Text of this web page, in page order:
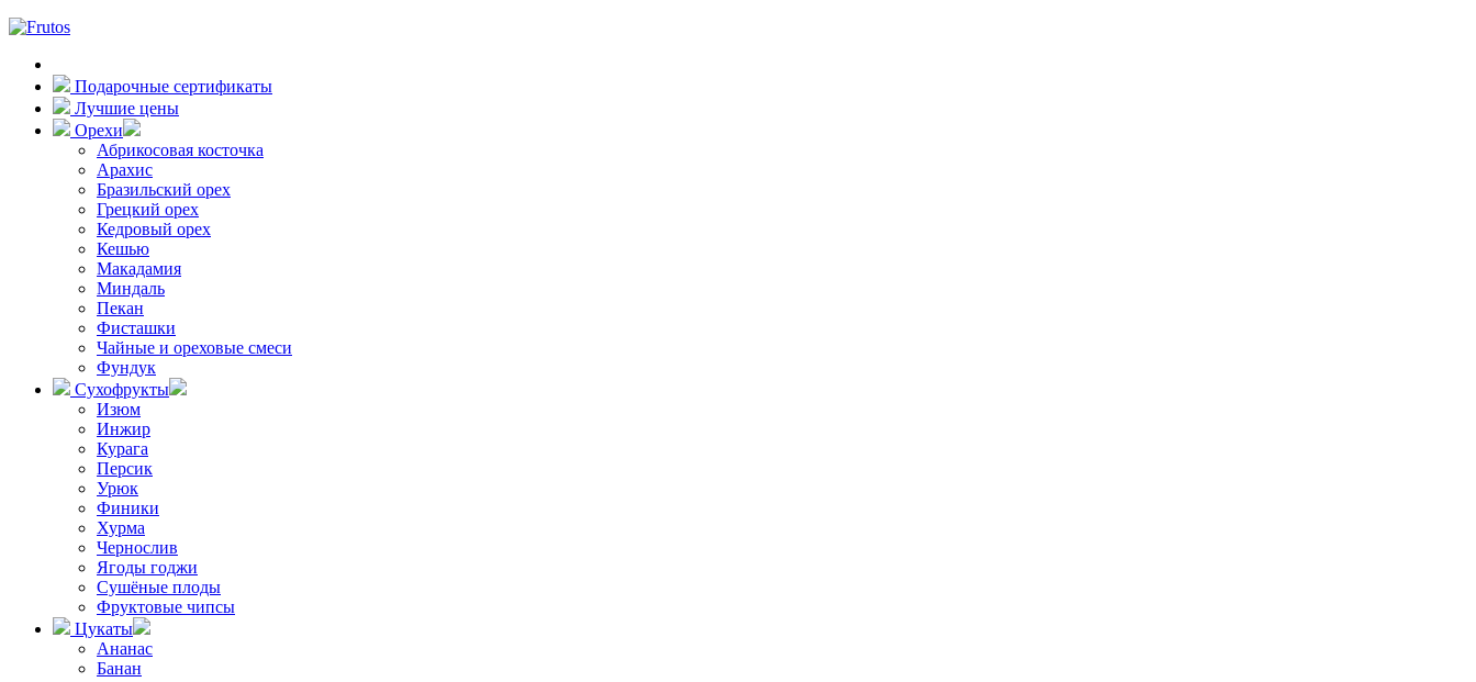
Подарочные сертификаты
Лучшие цены
Орехи
Абрикосовая косточка
Арахис
Бразильский орех
Грецкий орех
Кедровый орех
Кешью
Макадамия
Миндаль
Пекан
Фисташки
Чайные и ореховые смеси
Фундук
Сухофрукты
Изюм
Инжир
Курага
Персик
Урюк
Финики
Хурма
Чернослив
Ягоды годжи
Сушёные плоды
Фруктовые чипсы
Цукаты
Ананас
Банан